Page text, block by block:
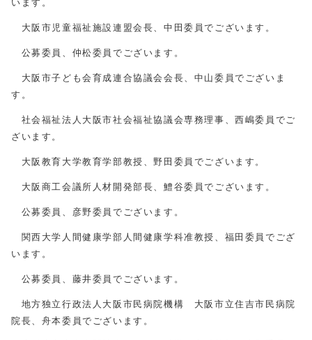
います。
大阪市児童福祉施設連盟会長、中田委員でございます。
公募委員、仲松委員でございます。
大阪市子ども会育成連合協議会会長、中山委員でございま
す。
社会福祉法人大阪市社会福祉協議会専務理事、西嶋委員でご
ざいます。
大阪教育大学教育学部教授、野田委員でございます。
大阪商工会議所人材開発部長、鱧谷委員でございます。
公募委員、彦野委員でございます。
関西大学人間健康学部人間健康学科准教授、福田委員でござ
います。
公募委員、藤井委員でございます。
地方独立行政法人大阪市民病院機構 大阪市立住吉市民病院
院長、舟本委員でございます。